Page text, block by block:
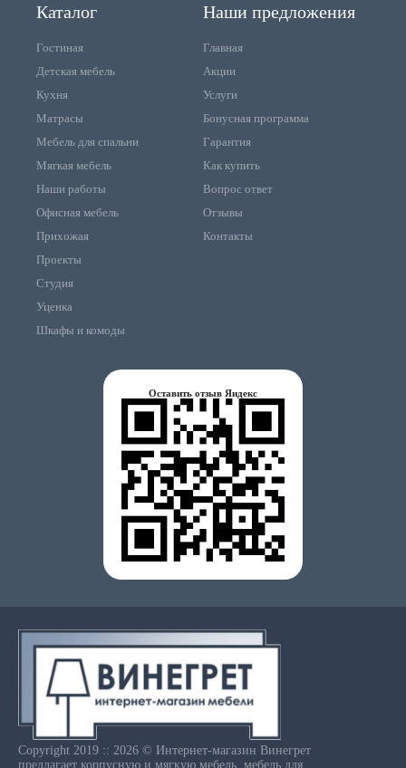
Каталог
Гостиная
Детская мебель
Кухня
Матрасы
Мебель для спальни
Мягкая мебель
Наши работы
Офисная мебель
Прихожая
Проекты
Студия
Уценка
Шкафы и комоды
Наши предложения
Главная
Акции
Услуги
Бонусная программа
Гарантия
Как купить
Вопрос ответ
Отзывы
Контакты
Оставить отзыв Яндекс
Copyright 2019 :: 2026 © Интернет-магазин Винегрет
предлагает корпусную и мягкую мебель, мебель для